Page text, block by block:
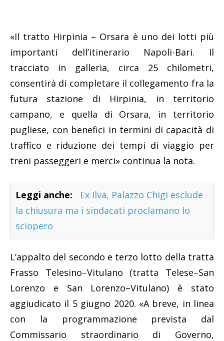
«Il tratto Hirpinia – Orsara è uno dei lotti più
importanti dell’itinerario Napoli-Bari. Il
tracciato in galleria, circa 25 chilometri,
consentirà di completare il collegamento fra la
futura stazione di Hirpinia, in territorio
campano, e quella di Orsara, in territorio
pugliese, con benefici in termini di capacità di
traffico e riduzione dei tempi di viaggio per
treni passeggeri e merci» continua la nota.
Leggi anche:
Ex Ilva, Palazzo Chigi esclude
la chiusura ma i sindacati proclamano lo
sciopero
L’appalto del secondo e terzo lotto della tratta
Frasso Telesino–Vitulano (tratta Telese–San
Lorenzo e San Lorenzo–Vitulano) è stato
aggiudicato il 5 giugno 2020. «A breve, in linea
con la programmazione prevista dal
Commissario straordinario di Governo,